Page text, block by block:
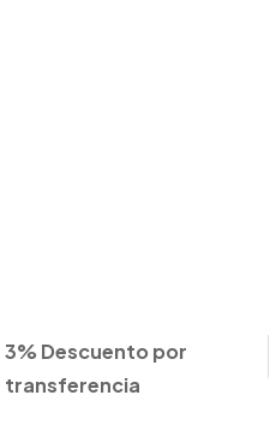
3% Descuento por
transferencia